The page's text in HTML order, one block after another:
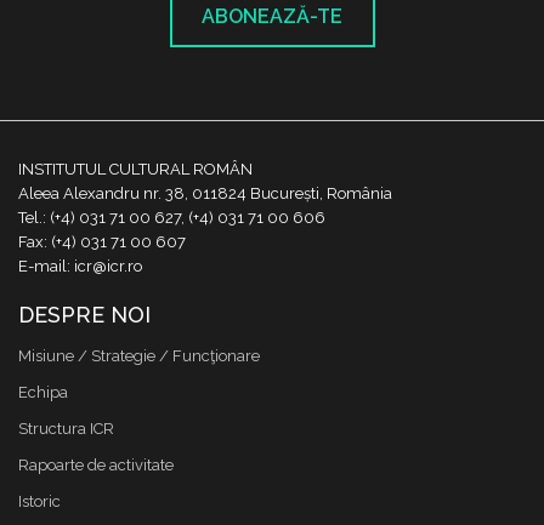
ABONEAZĂ-TE
INSTITUTUL CULTURAL ROMÂN
Aleea Alexandru nr. 38, 011824 București, România
Tel.: (+4) 031 71 00 627, (+4) 031 71 00 606
Fax: (+4) 031 71 00 607
E-mail: icr@icr.ro
DESPRE NOI
Misiune / Strategie / Funcţionare
Echipa
Structura ICR
Rapoarte de activitate
Istoric